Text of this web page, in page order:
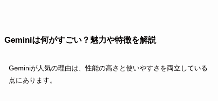
Geminiは何がすごい？魅力や特徴を解説
Geminiが人気の理由は、性能の高さと使いやすさを両立している
点にあります。